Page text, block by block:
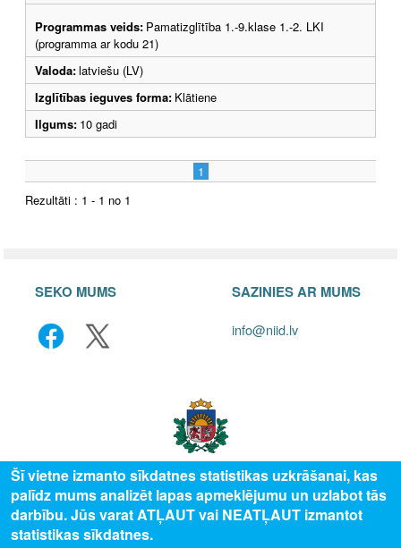
Programmas veids: Pamatizglītība 1.-9.klase 1.-2. LKI
(programma ar kodu 21)
Valoda:latviešu (LV)
Izglītības ieguves forma: Klātiene
Ilgums: 10 gadi
1
Rezultāti : 1 - 1 no 1
SEKO MUMS SAZINIES AR MUMS
info@niid.lv
© 2025 Valsts izglītības attīstības aģentūra, publicētā satura visas tiesības
Šī vietne izmanto sīkdatnes statistikas uzkrāšanai, kas
palīdz mums analizēt lapas apmeklējumu un uzlabot tās
darbību. Jūs varat ATĻAUT vai NEATĻAUT izmantot
statistikas sīkdatnes.